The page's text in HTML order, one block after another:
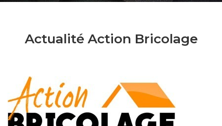
Actualité Action Bricolage